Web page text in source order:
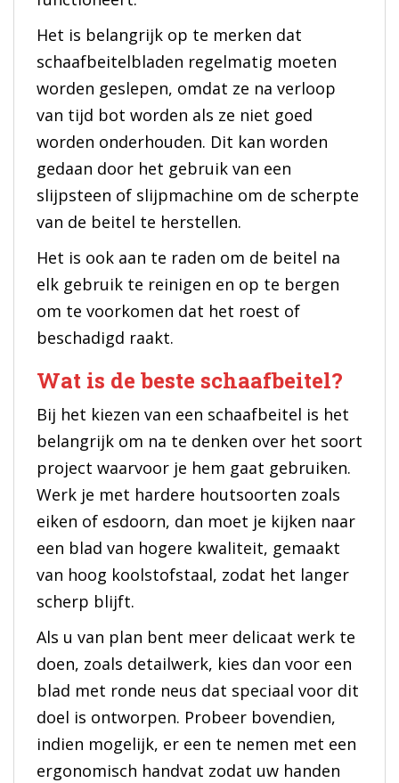
Het is belangrijk op te merken dat
schaafbeitelbladen regelmatig moeten
worden geslepen, omdat ze na verloop
van tijd bot worden als ze niet goed
worden onderhouden. Dit kan worden
gedaan door het gebruik van een
slijpsteen of slijpmachine om de scherpte
van de beitel te herstellen.
Het is ook aan te raden om de beitel na
elk gebruik te reinigen en op te bergen
om te voorkomen dat het roest of
beschadigd raakt.
Wat is de beste schaafbeitel?
Bij het kiezen van een schaafbeitel is het
belangrijk om na te denken over het soort
project waarvoor je hem gaat gebruiken.
Werk je met hardere houtsoorten zoals
eiken of esdoorn, dan moet je kijken naar
een blad van hogere kwaliteit, gemaakt
van hoog koolstofstaal, zodat het langer
scherp blijft.
Als u van plan bent meer delicaat werk te
doen, zoals detailwerk, kies dan voor een
blad met ronde neus dat speciaal voor dit
doel is ontworpen. Probeer bovendien,
indien mogelijk, er een te nemen met een
ergonomisch handvat zodat uw handen